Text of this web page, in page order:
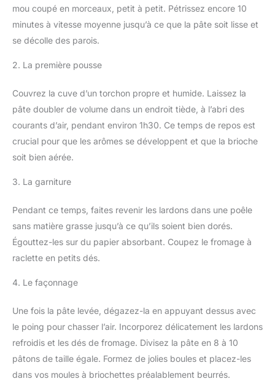
mou coupé en morceaux, petit à petit. Pétrissez encore 10
minutes à vitesse moyenne jusqu’à ce que la pâte soit lisse et
se décolle des parois.
2. La première pousse
Couvrez la cuve d’un torchon propre et humide. Laissez la
pâte doubler de volume dans un endroit tiède, à l’abri des
courants d’air, pendant environ 1h30. Ce temps de repos est
crucial pour que les arômes se développent et que la brioche
soit bien aérée.
3. La garniture
Pendant ce temps, faites revenir les lardons dans une poêle
sans matière grasse jusqu’à ce qu’ils soient bien dorés.
Égouttez-les sur du papier absorbant. Coupez le fromage à
raclette en petits dés.
4. Le façonnage
Une fois la pâte levée, dégazez-la en appuyant dessus avec
le poing pour chasser l’air. Incorporez délicatement les lardons
refroidis et les dés de fromage. Divisez la pâte en 8 à 10
pâtons de taille égale. Formez de jolies boules et placez-les
dans vos moules à briochettes préalablement beurrés.